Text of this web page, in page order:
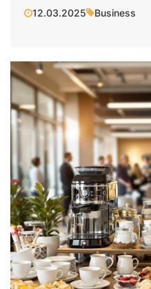
12.03.2025 Business